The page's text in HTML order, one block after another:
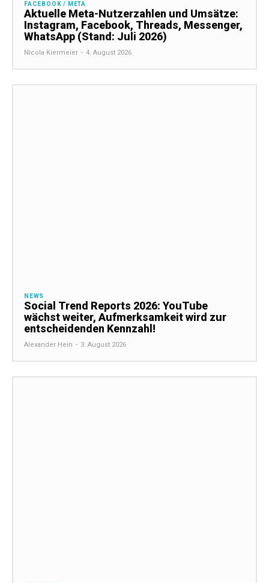
FACEBOOK / META
Aktuelle Meta-Nutzerzahlen und Umsätze:
Instagram, Facebook, Threads, Messenger,
WhatsApp (Stand: Juli 2026)
Nicola Kiermeier - 4. August 2026
NEWS
Social Trend Reports 2026: YouTube
wächst weiter, Aufmerksamkeit wird zur
entscheidenden Kennzahl!
Alexander Hein - 3. August 2026